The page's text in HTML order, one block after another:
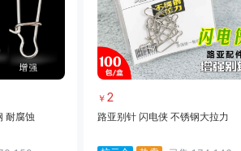
耐腐蚀
￥ 2
路亚别针 闪电侠 不锈钢大拉力